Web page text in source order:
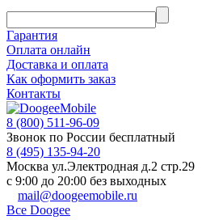
Гарантия
Оплата онлайн
Доставка и оплата
Как оформить заказ
Контакты
8 (800) 511-96-09
Звонок по России бесплатный
8 (495) 135-94-20
Москва ул.Электродная д.2 стр.29
с 9:00 до 20:00 без выходных
mail@doogeemobile.ru
Все Doogee